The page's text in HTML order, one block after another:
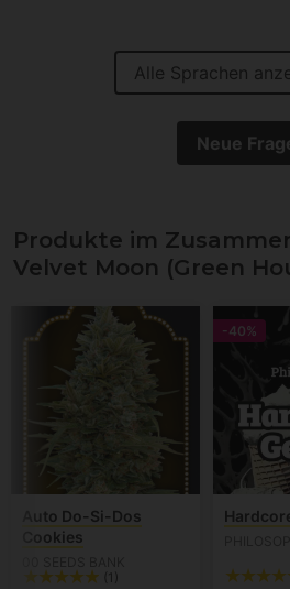
Alle Sprachen
Neue
Produkte im
Velvet Moon (Green
Auto Do-Si-Dos
Cookies
(1)
-40%